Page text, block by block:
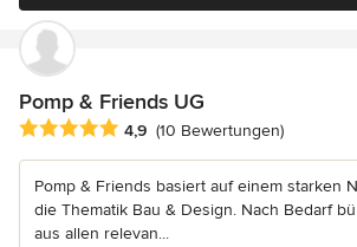
Pomp & Friends UG
Durchschnittliche Bewertung: 4.9 von 5
4,9 (10 Bewertungen)
Pomp & Friends basiert auf einem starken
die Thematik Bau & Design. Nach Bedarf
aus allen relevan...